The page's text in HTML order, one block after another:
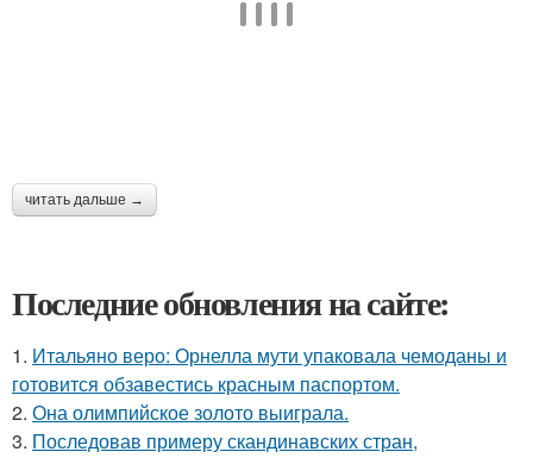
читать дальше →
Последние обновления на сайте:
1. Итальяно веро: Орнелла мути упаковала чемоданы и
готовится обзавестись красным паспортом.
2. Она олимпийское золото выиграла.
3. Последовав примеру скандинавских стран,